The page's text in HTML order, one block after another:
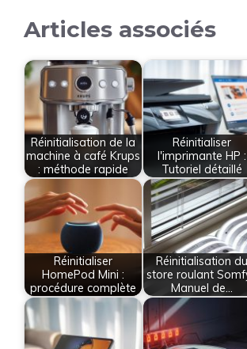
Articles associés
Réinitialisation de la
machine à café Krups
: méthode rapide
Réinitialiser
l'imprimante HP :
Tutoriel détaillé
Réinitialiser
HomePod Mini :
procédure complète
Réinitialisation du
store roulant
Manuel de…